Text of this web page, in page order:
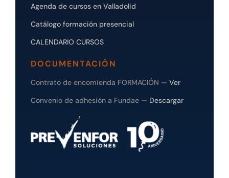
Agenda de cursos en Valladolid
Catálogo formación presencial
CALENDARIO CURSOS
DOCUMENTACIÓN
Contrato de encomienda FORMACIÓN — Ver
Convenio de adhesión a Fundae — Descargar